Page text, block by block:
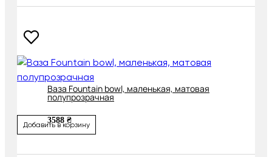
Ваза Fountain bowl, маленькая, матовая
полупрозрачная
3588 ₴
Добавить в корзину